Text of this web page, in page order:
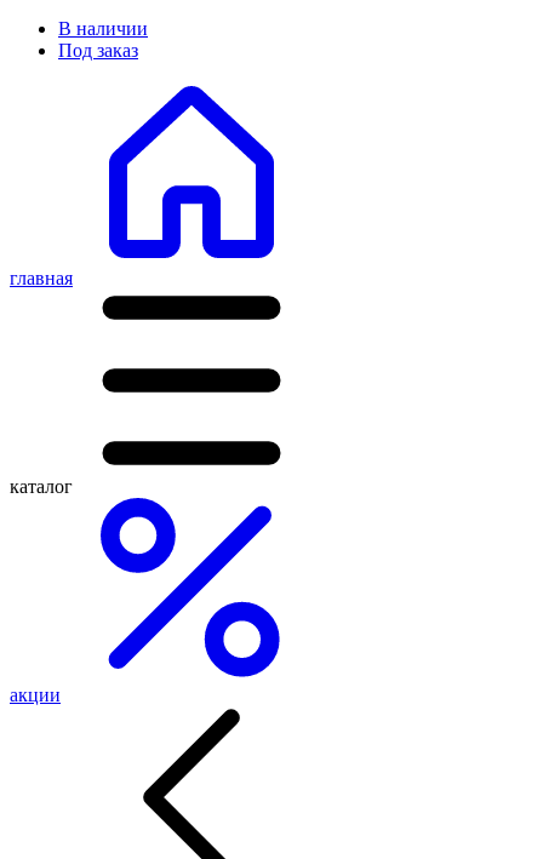
В наличии
Под заказ
главная
каталог
акции